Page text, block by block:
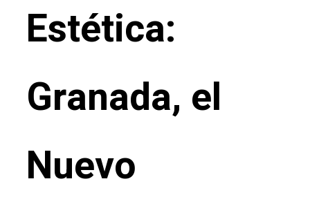
Estética:
Granada, el
Nuevo